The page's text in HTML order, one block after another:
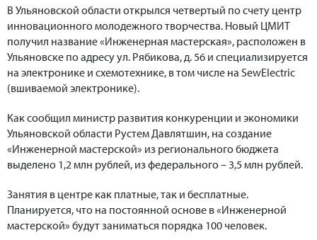
В Ульяновской области открылся четвертый по счету центр
инновационного молодежного творчества. Новый ЦМИТ
получил название «Инженерная мастерская», расположен в
Ульяновске по адресу ул. Рябикова, д. 56 и специализируется
на электронике и схемотехнике, в том числе на SewElectric
(вшиваемой электронике).
Как сообщил министр развития конкуренции и экономики
Ульяновской области Рустем Давлятшин, на создание
«Инженерной мастерской» из регионального бюджета
выделено 1,2 млн рублей, из федерального – 3,5 млн рублей.
Занятия в центре как платные, так и бесплатные.
Планируется, что на постоянной основе в «Инженерной
мастерской» будут заниматься порядка 100 человек.